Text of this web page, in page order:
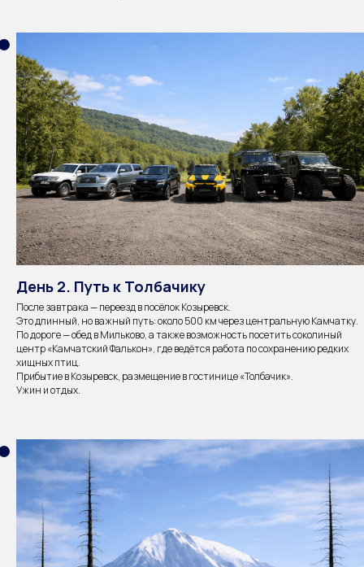
День 2. Путь к Толбачику
После завтрака — переезд в посёлок Козыревск.
Это длинный, но важный путь: около 500 км через центральную Камчатку.
По дороге — обед в Мильково, а также возможность посетить соколиный
центр «Камчатский Фалькон», где ведётся работа по сохранению редких
хищных птиц.
Прибытие в Козыревск, размещение в гостинице «Толбачик».
Ужин и отдых.